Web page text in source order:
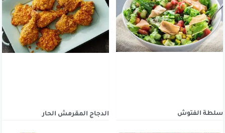
سلطة الفتوش الدجاج المقرمش الحار